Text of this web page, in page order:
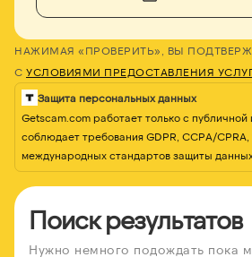
НАЖИМАЯ «ПРОВЕРИТЬ», ВЫ
С УСЛОВИЯМИ ПРЕДОСТАВЛЕНИЯ
Защита персональных данных
Getscam.com работает только с
соблюдает требования GDPR, CCPA/
международных стандартов защиты
Поиск результатов
Нужно немного подождать пока